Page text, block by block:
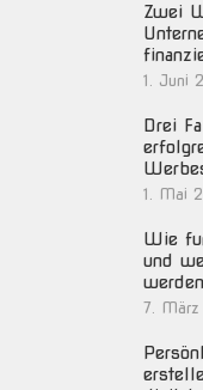
Zwei
1. Juni
Drei
1. Mai
Wie
und
7. März